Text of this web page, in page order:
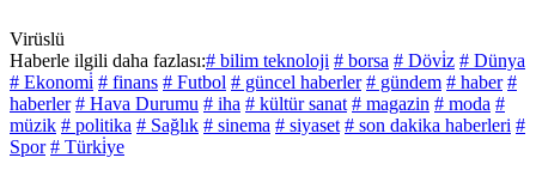
Virüslü
Haberle ilgili daha fazlası:# bilim teknoloji # borsa # Dövi̇z # Dünya
# Ekonomi̇ # finans # Futbol # güncel haberler # gündem # haber #
haberler # Hava Durumu # iha # kültür sanat # magazin # moda #
müzik # politika # Sağlık # sinema # siyaset # son dakika haberleri #
Spor # Türki̇ye